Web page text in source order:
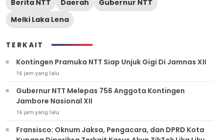
Berita NTT Daerah
Gubernur NTT
Melki Laka Lena
TERKAIT
Kontingen Pramuka NTT Siap Unjuk Gigi Di Jamnas XII
16 jam yang lalu
Gubernur NTT Melepas 756 Anggota Kontingen
Jambore Nasional XII
16 jam yang lalu
Fransisco: Oknum Jaksa, Pengacara, dan DPRD Kota